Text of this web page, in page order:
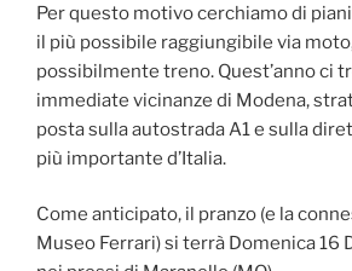
Per questo motivo cerchiamo di
il più possibile raggiungibile via
possibilmente treno. Quest’anno ci
immediate vicinanze di Modena,
posta sulla autostrada A1 e sulla
più importante d’Italia.
Come anticipato, il pranzo (e la
Museo Ferrari) si terrà Domenica 16